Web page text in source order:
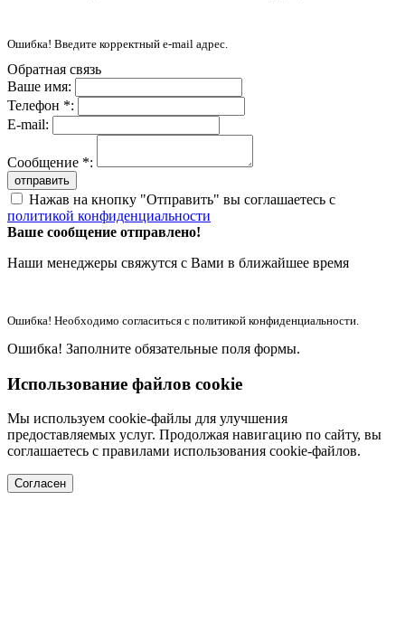
Ошибка! Введите корректный e-mail адрес.
Обратная связь
Ваше имя:
Телефон *:
E-mail:
Сообщение *:
отправить
Нажав на кнопку "Отправить" вы соглашаетесь с
политикой конфиденциальности
Ваше сообщение отправлено!
Наши менеджеры свяжутся с Вами в ближайшее время
Ошибка! Необходимо согласиться с политикой конфиденциальности.
Ошибка! Заполните обязательные поля формы.
Использование файлов cookie
Мы используем cookie-файлы для улучшения
предоставляемых услуг. Продолжая навигацию по сайту, вы
соглашаетесь с правилами использования cookie-файлов.
Согласен